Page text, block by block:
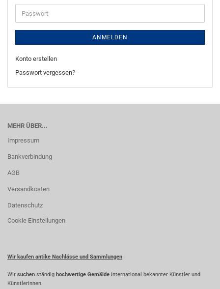
Adresse
Passwort
ANMELDEN
Konto erstellen
Passwort vergessen?
MEHR ÜBER...
Impressum
Bankverbindung
AGB
Versandkosten
Datenschutz
Cookie Einstellungen
Wir kaufen antike Nachlässe und Sammlungen
Wir suchen ständig hochwertige Gemälde international bekannter Künstler und
Künstlerinnen.